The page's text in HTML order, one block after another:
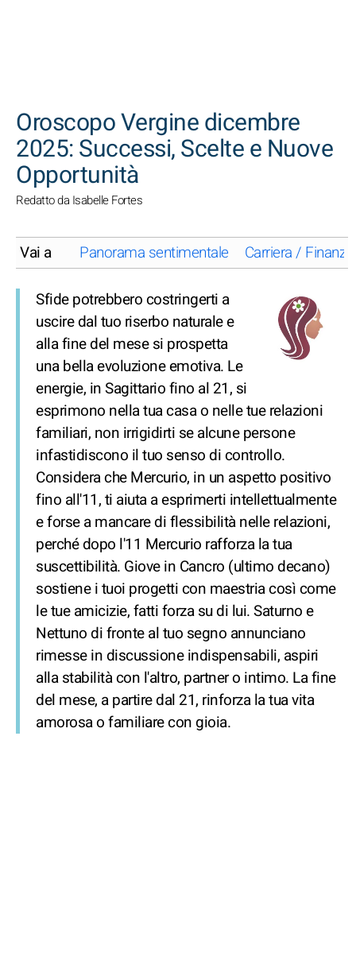
Oroscopo Vergine dicembre
2025: Successi, Scelte e Nuove
Opportunità
Redatto da Isabelle Fortes
Vai a Panorama sentimentale Carriera / Finanze
Sfide potrebbero costringerti a
uscire dal tuo riserbo naturale e
alla fine del mese si prospetta
una bella evoluzione emotiva. Le
energie, in Sagittario fino al 21, si
esprimono nella tua casa o nelle tue relazioni
familiari, non irrigidirti se alcune persone
infastidiscono il tuo senso di controllo.
Considera che Mercurio, in un aspetto positivo
fino all'11, ti aiuta a esprimerti intellettualmente
e forse a mancare di flessibilità nelle relazioni,
perché dopo l'11 Mercurio rafforza la tua
suscettibilità. Giove in Cancro (ultimo decano)
sostiene i tuoi progetti con maestria così come
le tue amicizie, fatti forza su di lui. Saturno e
Nettuno di fronte al tuo segno annunciano
rimesse in discussione indispensabili, aspiri
alla stabilità con l'altro, partner o intimo. La fine
del mese, a partire dal 21, rinforza la tua vita
amorosa o familiare con gioia.